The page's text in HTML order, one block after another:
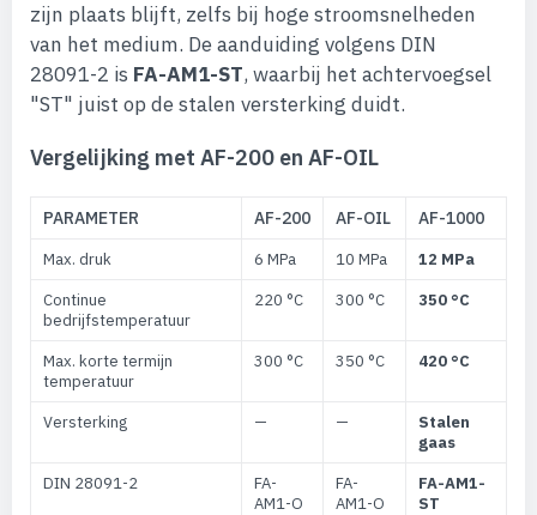
zijn plaats blijft, zelfs bij hoge stroomsnelheden
van het medium. De aanduiding volgens DIN
28091-2 is FA-AM1-ST, waarbij het achtervoegsel
"ST" juist op de stalen versterking duidt.
Vergelijking met AF-200 en AF-OIL
PARAMETER AF-200 AF-OIL AF-1000
Max. druk 6 MPa 10 MPa
12 MPa
Continue
bedrijfstemperatuur
220 °C 300 °C 350 °C
Max. korte termijn
temperatuur
300 °C 350 °C 420 °C
Versterking — —
Stalen
gaas
DIN 28091-2
FA-
AM1-O
FA-
AM1-O
FA-AM1-
ST